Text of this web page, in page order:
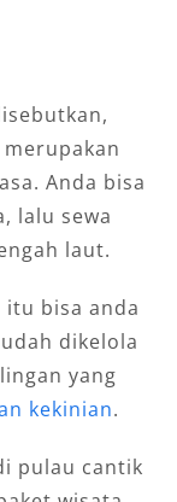
Anda bisa
lalu sewa
laut.
itu bisa anda
dikelola
yang
kekinian.
pulau cantik